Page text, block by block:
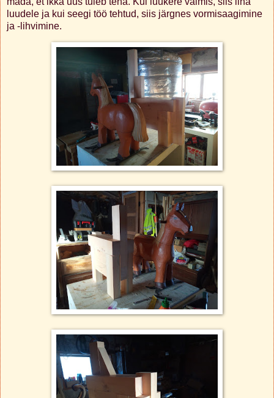
luudele ja kui seegi töö tehtud, siis järgnes vormisaagimine
ja -lihvimine.